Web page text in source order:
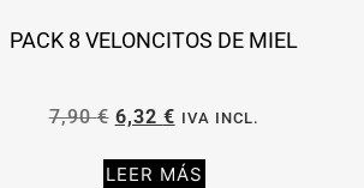
PACK 8 VELONCITOS DE MIEL
7,90€ 6,32 € IVA INCL.
LEER MÁS